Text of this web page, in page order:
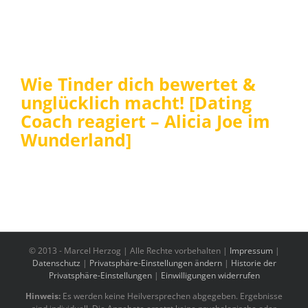
Wie Tinder dich bewertet &
unglücklich macht! [Dating
Coach reagiert – Alicia Joe im
Wunderland]
© 2013 - Marcel Herzog | Alle Rechte vorbehalten | Impressum |
Datenschutz | Privatsphäre-Einstellungen ändern| Historie der
Privatsphäre-Einstellungen| Einwilligungen widerrufen
Hinweis: Es werden keine Heilversprechen abgegeben. Ergebnisse